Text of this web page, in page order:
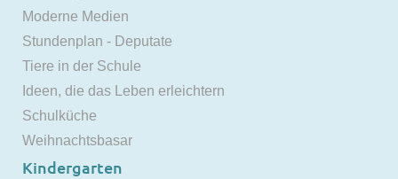
Moderne Medien
Stundenplan - Deputate
Tiere in der Schule
Ideen, die das Leben erleichtern
Schulküche
Weihnachtsbasar
Kindergarten